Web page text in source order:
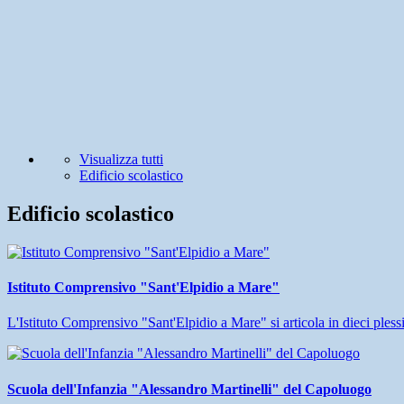
Visualizza tutti
Edificio scolastico
Edificio scolastico
Istituto Comprensivo "Sant'Elpidio a Mare"
L'Istituto Comprensivo "Sant'Elpidio a Mare" si articola in dieci
Scuola dell'Infanzia "Alessandro Martinelli" del Capoluogo